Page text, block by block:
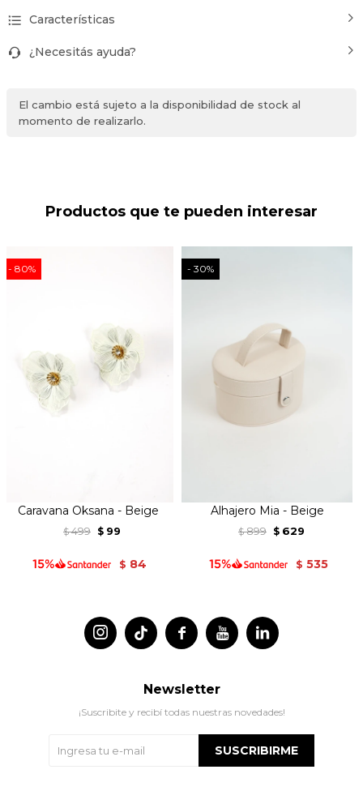
Características
¿Necesitás ayuda?
El cambio está sujeto a la disponibilidad de stock al
momento de realizarlo.
Productos que te pueden interesar
80
Caravana Oksana - Beige
$ 499 $ 99
$ 84
30
Alhajero Mia - Beige
$ 899 $ 629
$ 535
 
 
Newsletter
¡Suscribite y recibí todas nuestras novedades!
SUSCRIBIRME